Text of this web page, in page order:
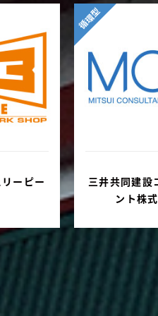
ーピー
循環型
三井共同建設
ント株